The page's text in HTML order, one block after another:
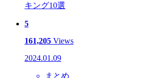
キング10選
5
161,205 Views
2024.01.09
まとめ